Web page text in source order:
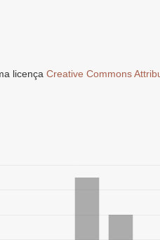
licença Creative Commons